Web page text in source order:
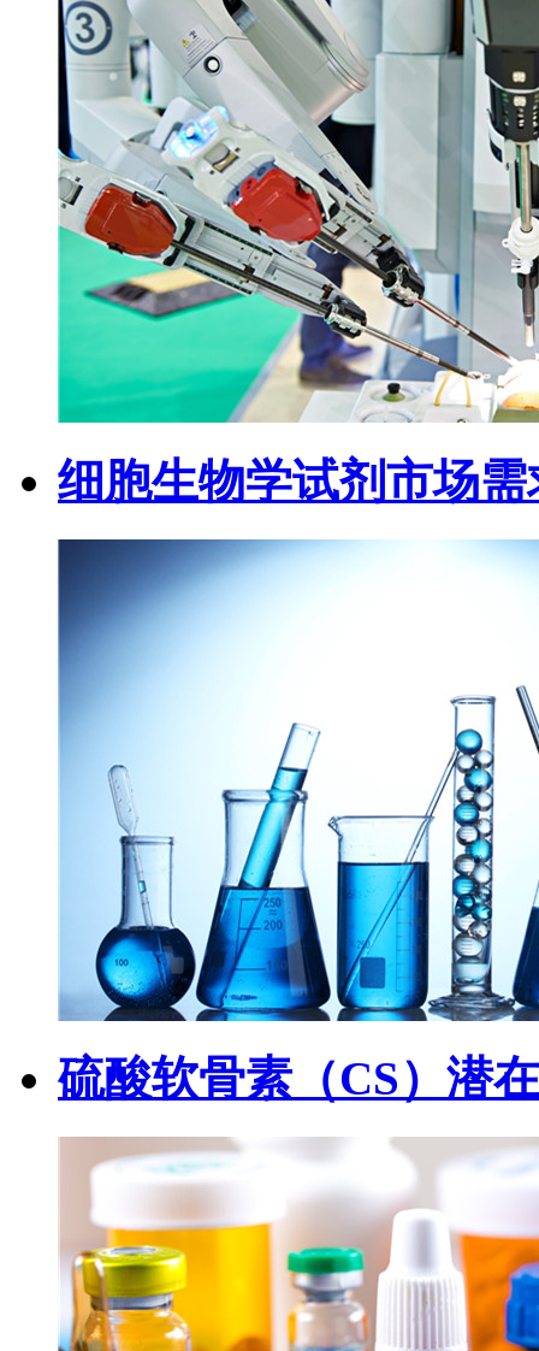
细胞生物学试剂市场
硫酸软骨素（CS）潜